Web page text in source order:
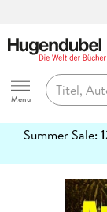
Hugendubel
Menu
Summer Sale:
erfahren